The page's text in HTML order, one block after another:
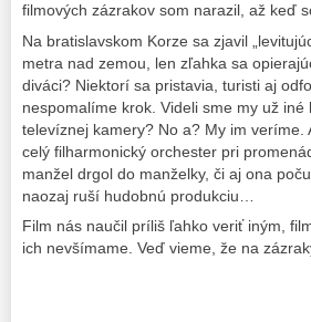
filmových zázrakov som narazil, až keď
Na bratislavskom Korze sa zjavil
metra nad zemou, len zľahka sa
diváci? Niektorí sa pristavia, turisti aj
nespomalíme krok. Videli sme my už
televíznej kamery? No a? My im
celý filharmonický orchester pri
manžel drgol do manželky, či aj ona
naozaj ruší hudobnú produkciu…
Film nás naučil príliš ľahko veriť iným,
ich nevšímame. Veď vieme, že na